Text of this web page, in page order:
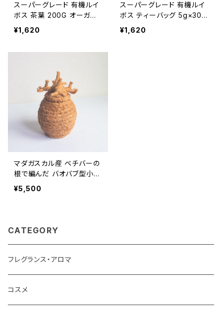
スーパーグレード 有機ルイ
ボス 茶葉 200G オーガニ
ックルイボスティー AFRIC
AN TABLE 有機JAS
¥1,620
スーパーグレード 有機ルイ
ボス ティーバッグ 5g×30
包入 有機JAS認証取得 オ
ーガニックルイボスティー
¥1,620
マダガスカル産 ベチバーの
根で編んだ バオバブ型小物
入れ Vetiver 雑貨
¥5,500
CATEGORY
フレグランス・アロマ
コスメ